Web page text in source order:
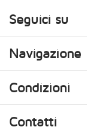
Seguici su
Navigazione
Condizioni
Contatti